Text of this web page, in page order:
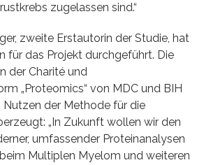
zugelassen sind.“
zweite Erstautorin der Studie, hat
für das Projekt durchgeführt. Die
der Charité und
„Proteomics“ von MDC und BIH
der Methode für die
„In Zukunft wollen wir den
umfassender Proteinanalysen
Multiplen Myelom und weiteren